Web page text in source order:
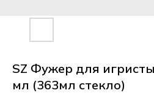
SZ Фужер для
мл (363мл стекло)